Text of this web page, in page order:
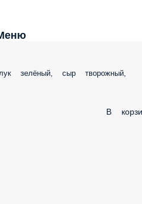
зелёный, сыр творожный,
В